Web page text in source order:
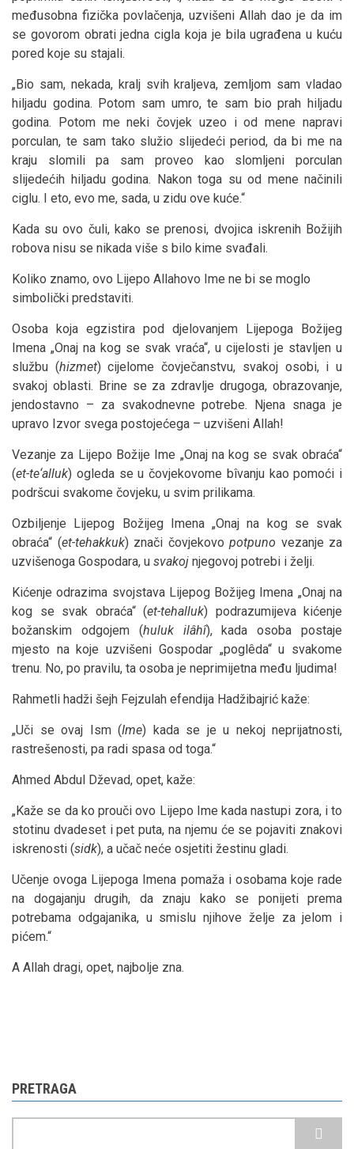
međusobna fizička povlačenja, uzvišeni Allah dao je da im
se govorom obrati jedna cigla koja je bila ugrađena u kuću
pored koje su stajali.
„Bio sam, nekada, kralj svih kraljeva, zemljom sam vladao
hiljadu godina. Potom sam umro, te sam bio prah hiljadu
godina. Potom me neki čovjek uzeo i od mene napravi
porculan, te sam tako služio slijedeći period, da bi me na
kraju slomili pa sam proveo kao slomljeni porculan
slijedećih hiljadu godina. Nakon toga su od mene načinili
ciglu. I eto, evo me, sada, u zidu ove kuće.“
Kada su ovo čuli, kako se prenosi, dvojica iskrenih Božijih
robova nisu se nikada više s bilo kime svađali.
Koliko znamo, ovo Lijepo Allahovo Ime ne bi se moglo
simbolički predstaviti.
Osoba koja egzistira pod djelovanjem Lijepoga Božijeg
Imena „Onaj na kog se svak vraća“, u cijelosti je stavljen u
službu (hizmet) cijelome čovječanstvu, svakoj osobi, i u
svakoj oblasti. Brine se za zdravlje drugoga, obrazovanje,
jendostavno – za svakodnevne potrebe. Njena snaga je
upravo Izvor svega postojećega – uzvišeni Allah!
Vezanje za Lijepo Božije Ime „Onaj na kog se svak obraća“
(et-te‘alluk) ogleda se u čovjekovome bîvanju kao pomoći i
podršcui svakome čovjeku, u svim prilikama.
Ozbiljenje Lijepog Božijeg Imena „Onaj na kog se svak
obraća“ (et-tehakkuk) znači čovjekovo potpuno vezanje za
uzvišenoga Gospodara, u svakoj njegovoj potrebi i želji.
Kićenje odrazima svojstava Lijepog Božijeg Imena „Onaj na
kog se svak obraća“ (et-tehalluk) podrazumijeva kićenje
božanskim odgojem (huluk ilâhî), kada osoba postaje
mjesto na koje uzvišeni Gospodar „poglêda“ u svakome
trenu. No, po pravilu, ta osoba je neprimijetna među ljudima!
Rahmetli hadži šejh Fejzulah efendija Hadžibajrić kaže:
„Uči se ovaj Ism (Ime) kada se je u nekoj neprijatnosti,
rastrešenosti, pa radi spasa od toga.“
Ahmed Abdul Dževad, opet, kaže:
„Kaže se da ko prouči ovo Lijepo Ime kada nastupi zora, i to
stotinu dvadeset i pet puta, na njemu će se pojaviti znakovi
iskrenosti (sidk), a učač neće osjetiti žestinu gladi.
Učenje ovoga Lijepoga Imena pomaža i osobama koje rade
na dogajanju drugih, da znaju kako se ponijeti prema
potrebama odgajanika, u smislu njihove želje za jelom i
pićem.“
A Allah dragi, opet, najbolje zna.
PRETRAGA